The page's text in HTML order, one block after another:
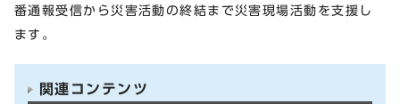
番通報受信から災害活動の終結まで災害現場活動を支援し
ます。
関連コンテンツ